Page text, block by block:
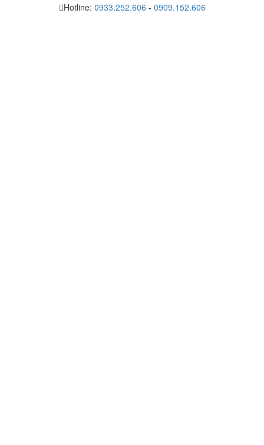
Hotline: 0933.252.606 - 0909.152.606